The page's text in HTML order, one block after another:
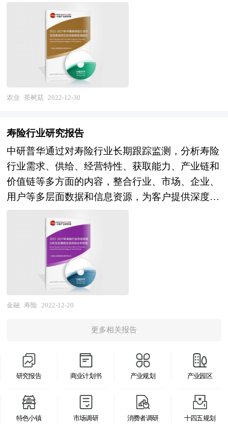
律，创新营销手段，提出BPO行业市场进入和市场
开拓策略，对行业未来发展提出可行性建议。为企
业中高层管理人员、企事业发展研究部门人员、市
场投资人士、投行及咨询行业人士、投资专家等提
供各行业丰富翔实的市场研究资料和商业竞争情
报；为国内外的行业企业、研究机构、社会团体和
政府部门提供专业的行业市场研究、商业分析、投
由中研普华咨询公司领衔撰写，在大量周密的市场
调研基础上，主要依据了国家统计局、国家商务
部、国家发改委、国家经济信息中心、国务院发展
研究中心、国家海关总署、全国商业信息中心、中
国经济景气监测中心、中国行业研究网、国内外相
关报刊杂志的基础信息、BPO行业研究单位等公布
和提供的大量资料以及对行业内企业调研访察所获
得的大量第一手数据，对我国BPO市场的发展状
况、供需状况、竞争格局、赢利水平、发展趋势等
进行了分析。报告重点分析了BPO前十大企业的研
发、产销、战略、经营状况等。报告还对BPO市场
风险进行了预测，为BPO生产厂家、流通企业以及
对欲在BPO行业从事资本运作的经济实体等单位准
和发展方向有重要参考价值。
价格分析、用户分析、替代品和互补品分析、行业
主导驱动因素、行业渠道分析、行业赢利能力、行
业成长性、行业偿债能力、行业营运能力、茶树菇
行业重点企业分析、子行业分析、区域市场分析、
行业风险分析、行业发展前景预测及相关的经营、
投资建议等。报告研究框架全面、严谨，分析内容
客观、公正、系统，真实准确地反映了我国茶树菇
询报告由中研普华咨询公司领衔撰写，在大量周密
商务部、国家发改委、国家经济信息中心、国务院
发展研究中心、全国商业信息中心、中国经济景气
监测中心、中国行业研究网、全国及海外多种相关
报刊杂志的基础信息以及专业研究单位等公布和提
供的大量资料。对我国茶树菇行业作了详尽深入的
分析，是企业进行市场研究工作时不可或缺的重要
参考资料，同时也可作为金融机构进行信贷分析、
证券分析、投资分析等研究工作时的参考依据。
农业 茶树菇 2022-12-30
寿险行业研究报告
中研普华通过对寿险行业长期跟踪监测，分析寿险
行业需求、供给、经营特性、获取能力、产业链和
价值链等多方面的内容，整合行业、市场、企业、
用户等多层面数据和信息资源，为客户提供深度的
寿险行业研究报告，以专业的研究方法帮助客户深
入的了解寿险行业，发现投资价值和投资机会，规
避经营风险，提高管理和运营能力。寿险行业报告
是从事寿险行业投资之前，对寿险行业相关各种因
素进行具体调查、研究、分析，评估项目可行性、
效果效益程度，提出建设性意见建议对策等，为寿
险行业投资决策者和主管机关审批的研究性报告。
究寿险行业本质及规律性认识的研究。寿险行业研
前最新发展动向、把握市场机会、做出正确投资和
明确企业发展方向不可多得的精品资料。 本研究
咨询报告由中研普华咨询公司领衔撰写，在大量周
密的市场调研基础上，主要依据了国家统计局、国
金融 寿险 2022-12-20
更多相关报告
研究报告 商业计划书 产业规划 产业园区
特色小镇 市场调研 消费者调研 十四五规划